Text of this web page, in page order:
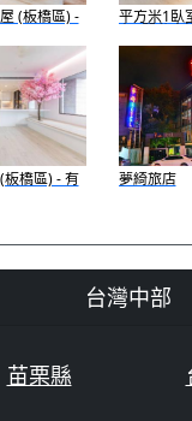
(板橋區) - 平方米1臥
有3間私人
橋區) - 有 夢綺旅店
台灣中部
苗栗縣